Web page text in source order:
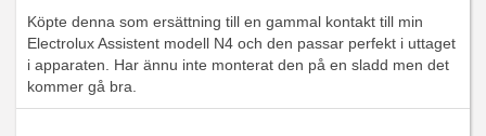
Köpte denna som ersättning till en gammal kontakt till min
Electrolux Assistent modell N4 och den passar perfekt i uttaget
i apparaten. Har ännu inte monterat den på en sladd men det
kommer gå bra.